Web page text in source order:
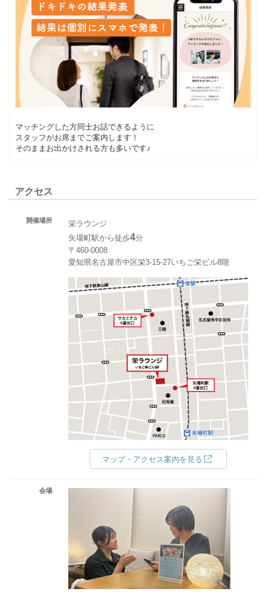
マッチングした方同士お話できるように
スタッフがお席までご案内します！
そのままお出かけされる方も多いです♪
アクセス
開催場所
栄ラウンジ
矢場町駅から徒歩4分
〒460-0008
愛知県名古屋市中区栄3-15-27いちご栄ビル8階
マップ・アクセス案内を見る
会場